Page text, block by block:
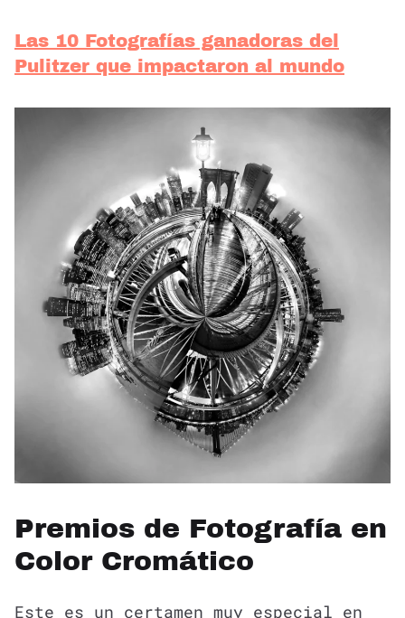
Las 10 Fotografías ganadoras del
Pulitzer que impactaron al mundo
Premios de Fotografía en
Color Cromático
Este es un certamen muy especial en